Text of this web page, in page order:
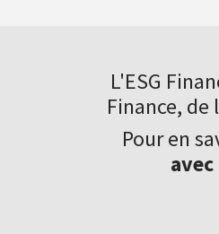
L'ESG
Finance, de
Pour en